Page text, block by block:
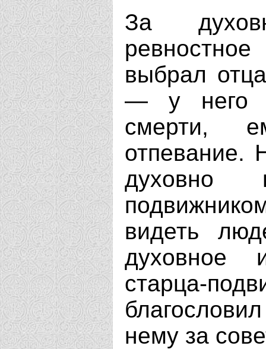
За
выбрал
— у него
смерти,
отпевание.
духовно
видеть
духовное
старца-
нему за